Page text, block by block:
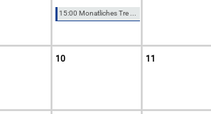
15:00 Monatliches Tre ...
10 11